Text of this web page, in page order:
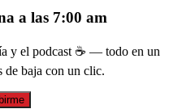
a las 7:00 am
y el podcast ☕ — todo en un
de baja con un clic.